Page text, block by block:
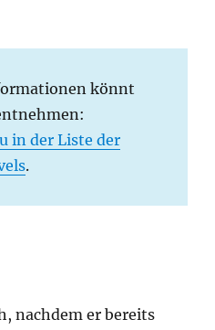
könnt
in der Liste der
.
nachdem er bereits